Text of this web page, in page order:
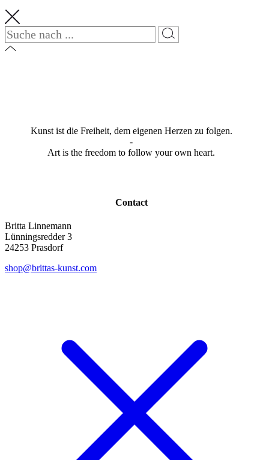
Kunst ist die Freiheit, dem eigenen Herzen zu folgen.
-
Art is the freedom to follow your own heart.
Contact
Britta Linnemann
Lünningsredder 3
24253 Prasdorf
shop@brittas-kunst.com